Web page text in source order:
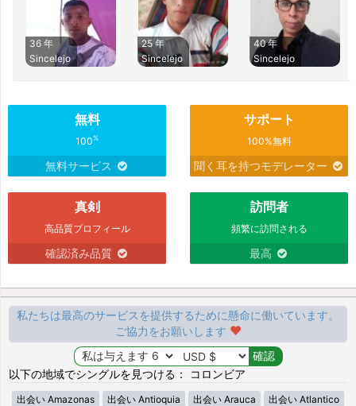
36 年
Sincelejo
25 年
Sincelejo
40 年
Sincelejo
無料
100%
無料サービス
サポート
100%無料
聞く耳を持つモデレーター
真剣
高品質プロフィール
確認済み品質
訪問者
頻繁に訪問される
最高
私たちは最高のサービスを提供するために懸命に働いています。
ご協力をお願いします
以下の地域でシングルを見つける： コロンビア
出会い Amazonas 出会い Antioquia 出会い Arauca 出会い Atlantico